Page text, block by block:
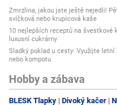
Zmrzlina, jakou jste ještě nejedli!
svíčková nebo krupicová kaše
10 nejlepších receptů na švestkové
luxusní cukrárny
Sladký poklad u cesty: Využijte
nebo kompotu
Hobby a zábava
BLESK Tlapky Divoký kačer